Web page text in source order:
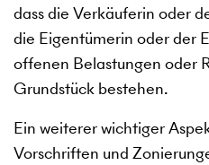
dass die Verkäuferin oder
die Eigentümerin oder der
offenen Belastungen oder
Grundstück bestehen.
Ein weiterer wichtiger
Vorschriften und